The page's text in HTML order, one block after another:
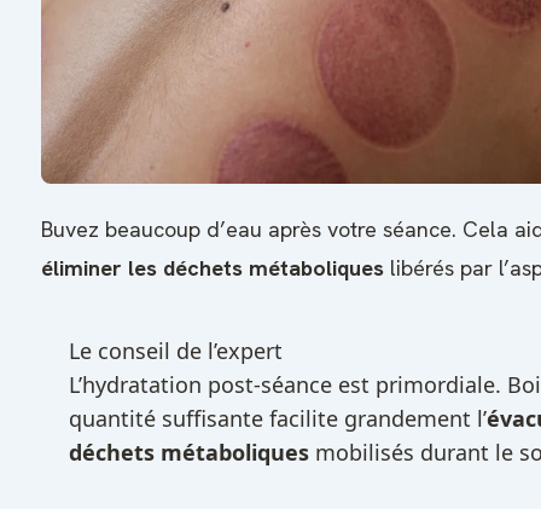
Buvez beaucoup d’eau après votre séance. Cela
éliminer les déchets métaboliques libérés par
Le conseil de l’expert
L’hydratation post-séance est primordiale.
quantité suffisante facilite grandement l’
déchets métaboliquesmobilisés durant le